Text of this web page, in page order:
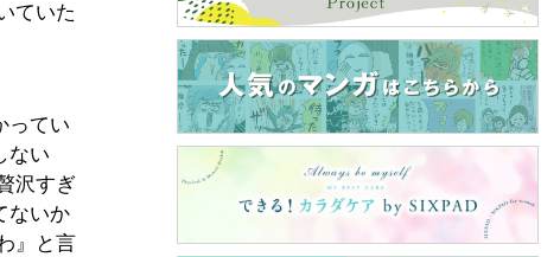
ていた
ってい
ない
沢すぎ
ないか
』と言